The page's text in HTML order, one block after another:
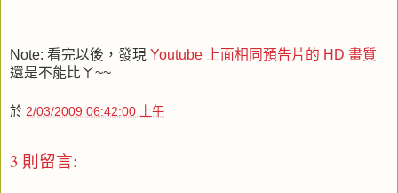
Note: 看完以後，發現 Youtube 上面相同預告片的 HD 畫質
還是不能比ㄚ~~
於 2/03/2009 06:42:00 上午
3 則留言: